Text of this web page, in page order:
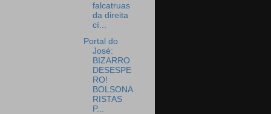
falcatruas
da direita
cí...
Portal do
José:
BIZARRO
DESESPE
RO!
BOLSONA
RISTAS
P...